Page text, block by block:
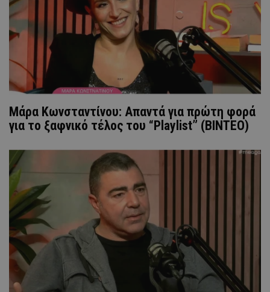
Μάρα Κωνσταντίνου: Απαντά για πρώτη φορά
για το ξαφνικό τέλος του “Playlist” (ΒΙΝΤΕΟ)